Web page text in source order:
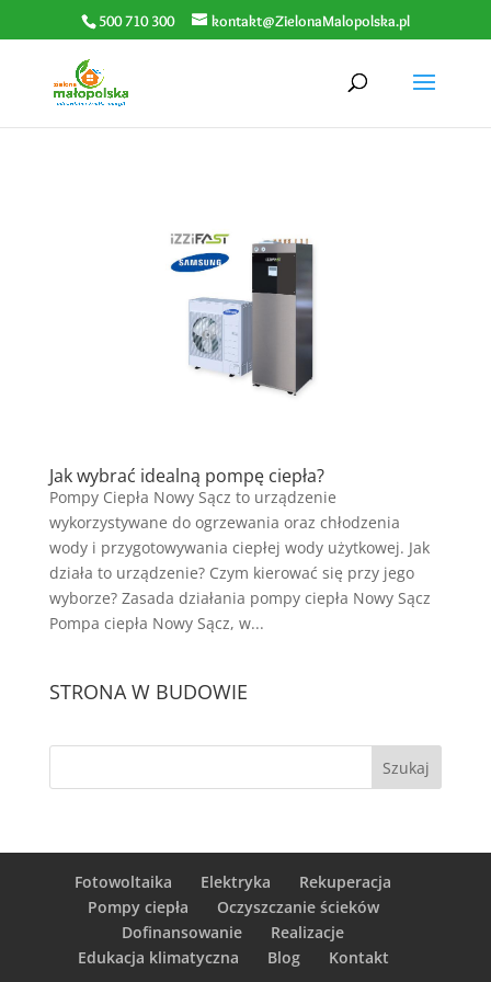
500 710 300 kontakt@ZielonaMalopolska.pl
Jak wybrać idealną pompę ciepła?
Pompy Ciepła Nowy Sącz to urządzenie
wykorzystywane do ogrzewania oraz chłodzenia
wody i przygotowywania ciepłej wody użytkowej. Jak
działa to urządzenie? Czym kierować się przy jego
wyborze? Zasada działania pompy ciepła Nowy Sącz
Pompa ciepła Nowy Sącz, w...
STRONA W BUDOWIE
Fotowoltaika Elektryka
Rekuperacja
Pompy ciepła
Oczyszczanie ścieków
Dofinansowanie
Realizacje
Edukacja klimatyczna
Blog Kontakt